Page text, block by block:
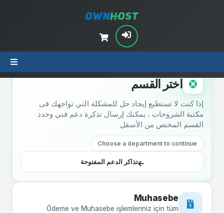
اختر القسم
إذا كنت لا تستطيع إيجاد حل للمشكلة التي تواجهك فى
مكتبة الشروحات ، يمكنك إرسال تذكرة دعم فني وحدد
القسم المختص من الأسفل
Choose a department to continue
تذاكر الدعم المفتوحة
Muhasebe
Ödeme ve Muhasebe işlemleriniz için tüm